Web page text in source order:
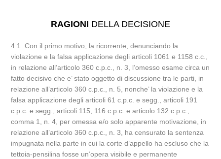
RAGIONI DELLA DECISIONE
4.1. Con il primo motivo, la ricorrente, denunciando la
violazione e la falsa applicazione degli articoli 1061 e 1158 c.c.,
in relazione all’articolo 360 c.p.c., n. 3, l’omesso esame circa un
fatto decisivo che e’ stato oggetto di discussione tra le parti, in
relazione all’articolo 360 c.p.c., n. 5, nonche’ la violazione e la
falsa applicazione degli articoli 61 c.p.c. e segg., articoli 191
c.p.c. e segg., articoli 115, 116 c.p.c. e articolo 132 c.p.c.,
comma 1, n. 4, per omessa e/o solo apparente motivazione, in
relazione all’articolo 360 c.p.c., n. 3, ha censurato la sentenza
impugnata nella parte in cui la corte d’appello ha escluso che la
tettoia-pensilina fosse un’opera visibile e permanente